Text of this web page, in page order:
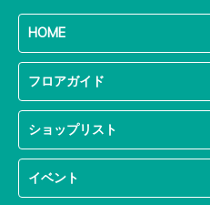
HOME
フロアガイド
ショップリスト
イベント